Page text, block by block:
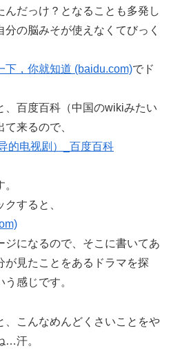
んだっけ？となることも多発し
の脳みそが使えなくてびっく
下，你就知道 (baidu.com)でド
、百度百科（中国のwikiみたい
来るので、
的电视剧）_百度百科
すると、
ジになるので、そこに書いてあ
が見たことをあるドラマを探
感じです。
、こんなめんどくさいことをや
…汗。